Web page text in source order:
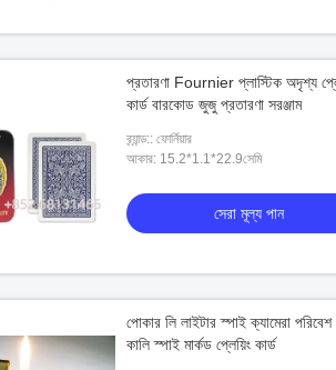
প্রতারণা Fournier প্লাস্টিক অদৃশ্য
কার্ড বারকোড জুজু প্রতারণা সরঞ্জাম
ব্র্যান্ড:: ফোর্নিয়ার
আকার: 15.2*1.1*22.9সেমি
সেরা মূল্য পান
পোকার লি লাইটার স্পাই ক্যামেরা পরিবেশ
কালি স্পাই মার্কড প্লেয়িং কার্ড